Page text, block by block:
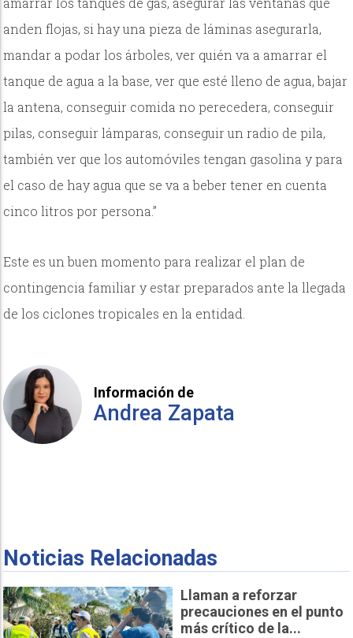
anden flojas, si hay una pieza de láminas asegurarla,
mandar a podar los árboles, ver quién va a amarrar el
tanque de agua a la base, ver que esté lleno de agua, bajar
la antena, conseguir comida no perecedera, conseguir
pilas, conseguir lámparas, conseguir un radio de pila,
también ver que los automóviles tengan gasolina y para
el caso de hay agua que se va a beber tener en cuenta
cinco litros por persona.”
Este es un buen momento para realizar el plan de
contingencia familiar y estar preparados ante la llegada
de los ciclones tropicales en la entidad.
Información de
Andrea Zapata
Noticias Relacionadas
Llaman a reforzar
precauciones en el punto
más crítico de la...